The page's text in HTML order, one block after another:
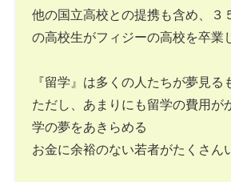
他の国立高校との提携も含め、３
の高校生がフィジーの高校を卒業
『留学』は多くの人たちが夢見る
ただし、あまりにも留学の費用が
学の夢をあきらめる
お金に余裕のない若者がたくさん